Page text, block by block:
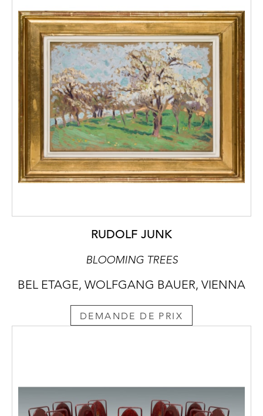
RUDOLF JUNK
BLOOMING TREES
BEL ETAGE, WOLFGANG BAUER, VIENNA
DEMANDE DE PRIX